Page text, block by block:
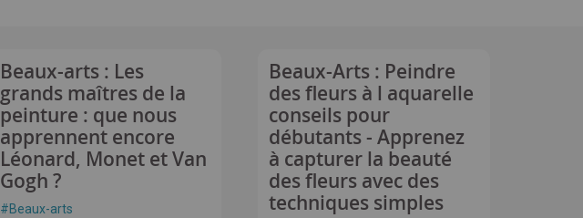
Beaux-arts : Les
grands maîtres de la
peinture : que nous
apprennent encore
Léonard, Monet et Van
Gogh ?
#Beaux-arts
Beaux-Arts : Peindre
des fleurs à l aquarelle
conseils pour
débutants - Apprenez
à capturer la beauté
des fleurs avec des
techniques simples